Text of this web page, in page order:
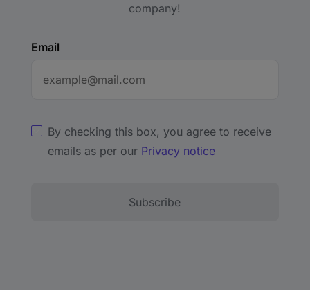
company!
Email
By checking this box, you agree to receive
emails as per our Privacy notice
Subscribe